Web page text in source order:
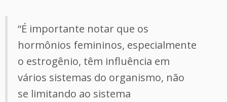
“É importante notar que os
hormônios femininos, especialmente
o estrogênio, têm influência em
vários sistemas do organismo, não
se limitando ao sistema